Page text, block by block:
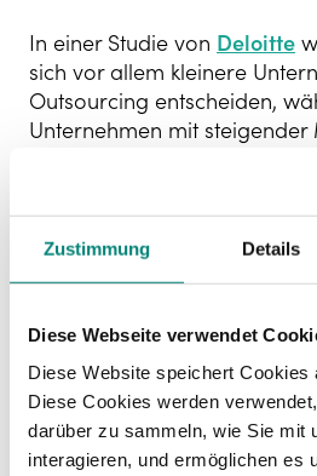
Zustimmung Details
Diese Webseite verwendet
Diese Website speichert Cookies
Diese Cookies werden
darüber zu sammeln, wie Sie mit
interagieren, und ermöglichen es
In einer Studie von Deloitte
sich vor allem kleinere
Outsourcing entscheiden,
Unternehmen mit
Kleine Unternehmen, auch
Mitarbeiter haben, müssen
gesetzlichen und rechtlichen
einhalten. Das ist für
erheblichen Aufwand
die meisten für ein
Wenn Unternehmen